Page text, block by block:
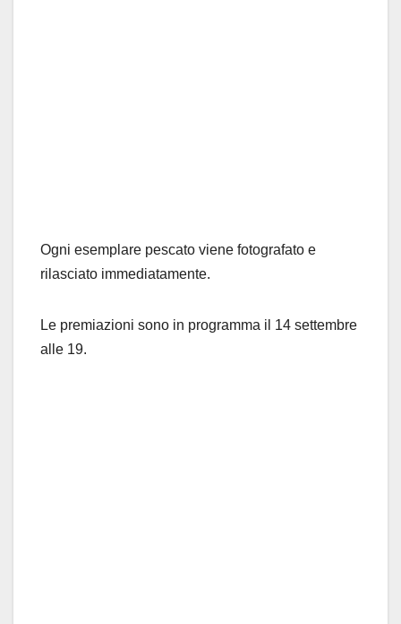
Ogni esemplare pescato viene fotografato e
rilasciato immediatamente.
Le premiazioni sono in programma il 14 settembre
alle 19.